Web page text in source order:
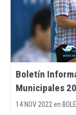
Boletín
Municipales
14 NOV 2022 en